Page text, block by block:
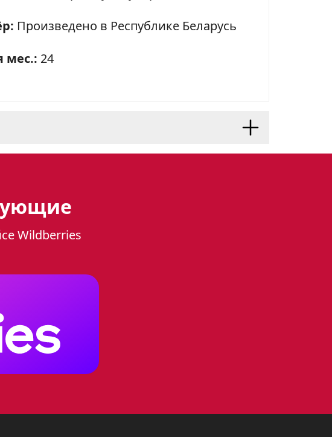
Произведено в Республике Беларусь
мес.: 24
для любой кухни. Она идеально
интерьеру.
Wildberries